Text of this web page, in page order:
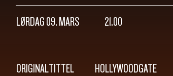
LØRDAG 09. MARS 21.00
ORIGINALTITTEL
HOLLYWOODGATE